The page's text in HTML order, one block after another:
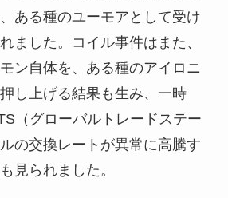
ある種のユーモアとして受け
ました。コイル事件はまた、
ン自体を、ある種のアイロニ
し上げる結果も生み、一時
（グローバルトレードステー
の交換レートが異常に高騰す
見られました。